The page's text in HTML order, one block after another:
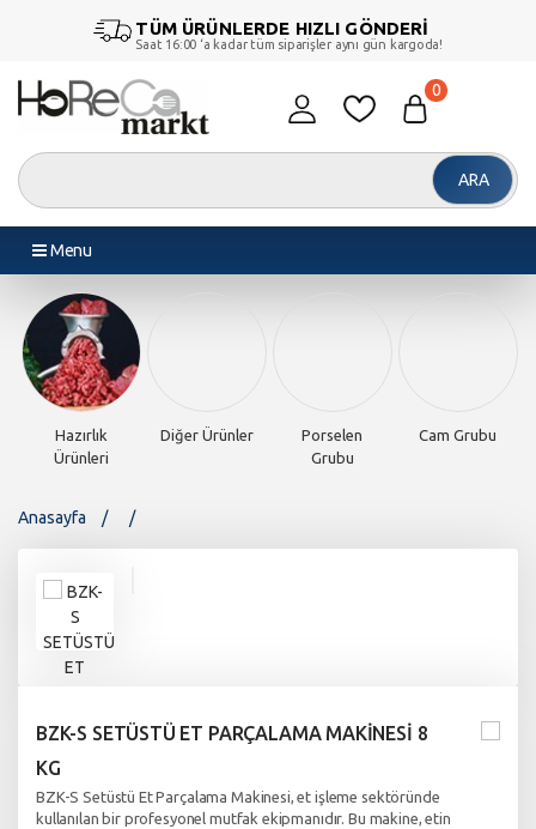
TÜM ÜRÜNLERDE HIZLI GÖNDERİ
Saat 16:00 ‘a kadar tüm siparişler aynı gün kargoda!
ARA
0
Menu
Hazırlık
Ürünleri
Diğer Ürünler
Porselen
Grubu
Cam Grubu
Anasayfa
BZK-S SETÜSTÜ ET PARÇALAMA MAKİNESİ 8
KG
BZK-S Setüstü Et Parçalama Makinesi, et işleme sektöründe
kullanılan bir profesyonel mutfak ekipmanıdır. Bu makine, etin